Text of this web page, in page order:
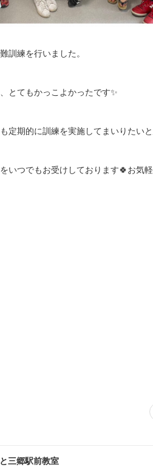
訓練を行いました。
とてもかっこよかったです✨
期的に訓練を実施してまいりたいと
いつでもお受けしております🍀お気
三郷駅前教室